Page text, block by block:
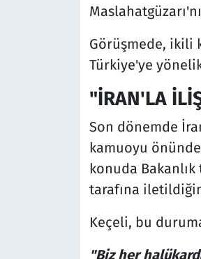
Görüşmede, ikili
Türkiye'ye
"İRAN'LA
Son dönemde
kamuoyu
konuda
tarafına
Keçeli, bu
"Biz her